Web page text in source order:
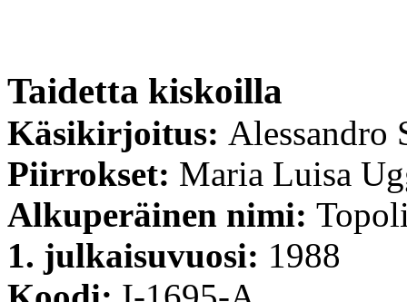
Taidetta kiskoilla
Käsikirjoitus: Alessandro
Piirrokset: Maria Luisa
Alkuperäinen nimi:
1. julkaisuvuosi: 1988